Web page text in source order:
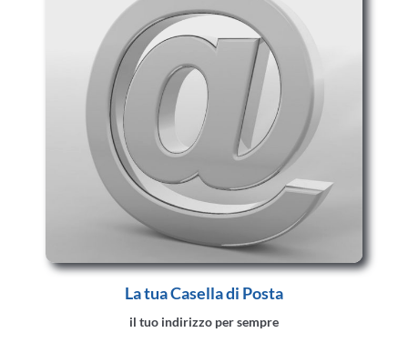
La tua Casella di Posta
il tuo indirizzo per sempre